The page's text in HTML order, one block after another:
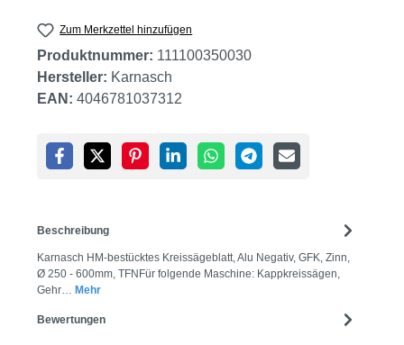
Zum Merkzettel hinzufügen
Produktnummer: 111100350030
Hersteller: Karnasch
EAN: 4046781037312
Beschreibung
Karnasch HM-bestücktes Kreissägeblatt, Alu Negativ, GFK, Zinn,
Ø 250 - 600mm, TFNFür folgende Maschine: Kappkreissägen,
Gehr… Mehr
Bewertungen